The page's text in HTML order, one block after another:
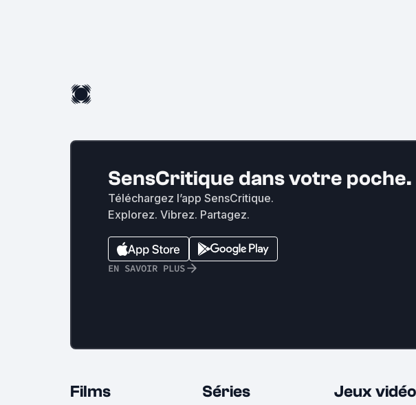
SensCritique dans votre poche.
Téléchargez l’app SensCritique.
Explorez. Vibrez. Partagez.
EN SAVOIR PLUS
Films Séries Jeux vidéo